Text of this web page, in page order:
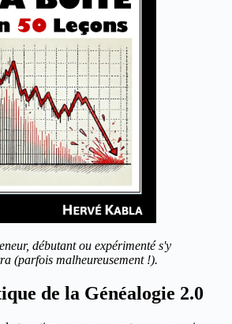
débutant ou expérimenté s'y
(parfois malheureusement !).
de la Généalogie 2.0